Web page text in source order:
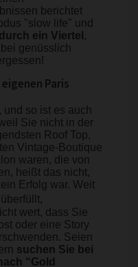
berichtet
"slow life" und
ein Viertel ,
genüsslich
Paris
und so ist es auch
Sie nicht in der
Roof Top,
Vintage-Boutique
waren, die von
heißt das nicht,
Erfolg war. Weit
wert, dass Sie
oder eine Story
Seien
suchen Sie bei
“Gold